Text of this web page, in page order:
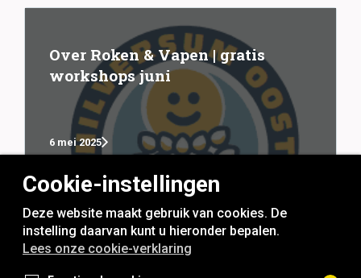
Over Roken & Vapen | gratis
workshops juni
6 mei 2025
rookvrije generatie
Cookie-instellingen
Deze website maakt gebruik van cookies. De
instelling daarvan kunt u hieronder bepalen.
Lees onze cookie-verklaring